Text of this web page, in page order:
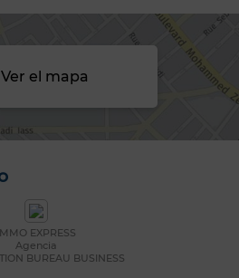
Ver el mapa
EXPRESS
Agencia
BUREAU BUSINESS